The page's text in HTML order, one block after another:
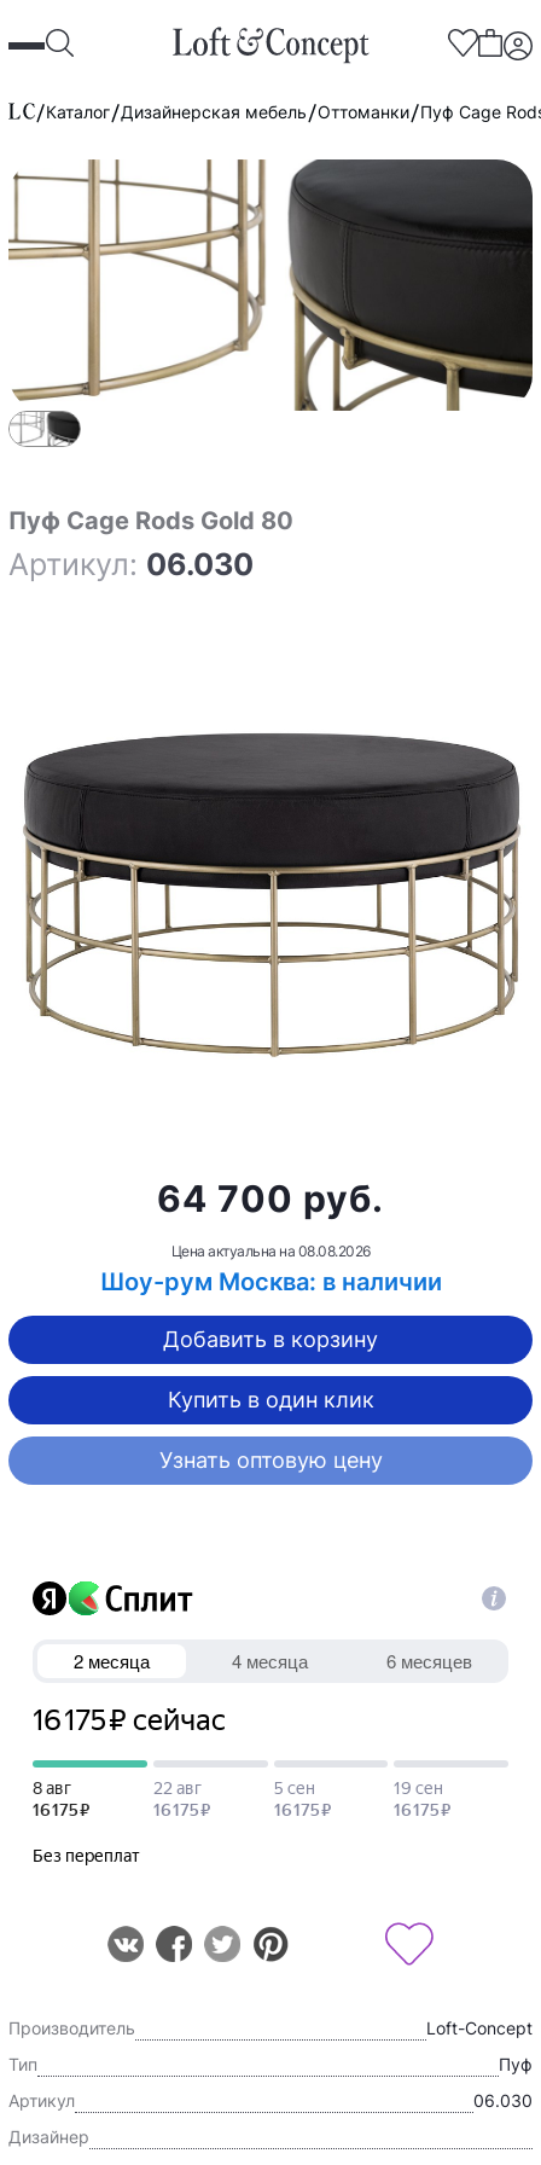
Каталог Дизайнерская мебель Оттоманки Пуф Cage
Пуф Cage Rods Gold 80
Артикул: 06.030
64 700 руб.
Цена актуальна на 08.08.2026
Шоу-рум Москва: в наличии
Добавить в корзину
Купить в один клик
Узнать оптовую цену
Производитель
Loft-Concept
Тип
Пуф
Артикул
06.030
Дизайнер